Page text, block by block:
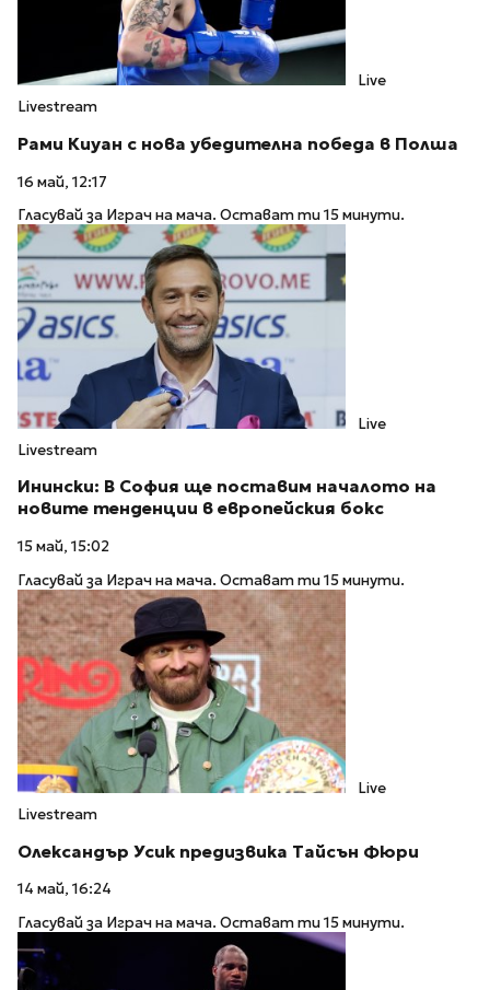
Live
Livestream
Рами Киуан с нова убедителна победа в Полша
16 май, 12:17
Гласувай за Играч на мача. Остават ти 15 минути.
Live
Livestream
Инински: В София ще поставим началото на
новите тенденции в европейския бокс
15 май, 15:02
Гласувай за Играч на мача. Остават ти 15 минути.
Live
Livestream
Олександър Усик предизвика Тайсън Фюри
14 май, 16:24
Гласувай за Играч на мача. Остават ти 15 минути.